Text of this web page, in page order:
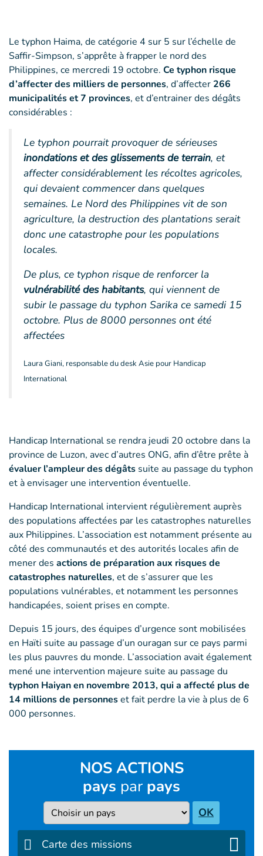
Le typhon Haima, de catégorie 4 sur 5 sur l’échelle de
Saffir-Simpson, s’apprête à frapper le nord des
Philippines, ce mercredi 19 octobre. Ce typhon risque
d’affecter des milliers de personnes, d’affecter 266
municipalités et 7 provinces, et d’entrainer des dégâts
considérables :
Le typhon pourrait provoquer de sérieuses
inondations et des glissements de terrain, et
affecter considérablement les récoltes agricoles,
qui devaient commencer dans quelques
semaines. Le Nord des Philippines vit de son
agriculture, la destruction des plantations serait
donc une catastrophe pour les populations
locales.
De plus, ce typhon risque de renforcer la
vulnérabilité des habitants, qui viennent de
subir le passage du typhon Sarika ce samedi 15
octobre. Plus de 8000 personnes ont été
affectées
Laura Giani, responsable du desk Asie pour Handicap
International
Handicap International se rendra jeudi 20 octobre dans la
province de Luzon, avec d’autres ONG, afin d’être prête à
évaluer l’ampleur des dégâts suite au passage du typhon
et à envisager une intervention éventuelle.
Handicap International intervient régulièrement auprès
des populations affectées par les catastrophes naturelles
aux Philippines. L’association est notamment présente au
côté des communautés et des autorités locales afin de
mener des actions de préparation aux risques de
catastrophes naturelles, et de s’assurer que les
populations vulnérables, et notamment les personnes
handicapées, soient prises en compte.
Depuis 15 jours, des équipes d’urgence sont mobilisées
en Haïti suite au passage d’un ouragan sur ce pays parmi
les plus pauvres du monde. L’association avait également
mené une intervention majeure suite au passage du
typhon Haiyan en novembre 2013, qui a affecté plus de
14 millions de personneset fait perdre la vie à plus de 6
000 personnes.
NOS ACTIONS
pays par pays
Pays OK
Carte des missions